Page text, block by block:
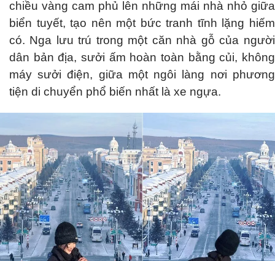
chiều vàng cam phủ lên những mái nhà nhỏ giữa
biển tuyết, tạo nên một bức tranh tĩnh lặng hiếm
có. Nga lưu trú trong một căn nhà gỗ của người
dân bản địa, sưởi ấm hoàn toàn bằng củi, không
máy sưởi điện, giữa một ngôi làng nơi phương
tiện di chuyển phổ biến nhất là xe ngựa.